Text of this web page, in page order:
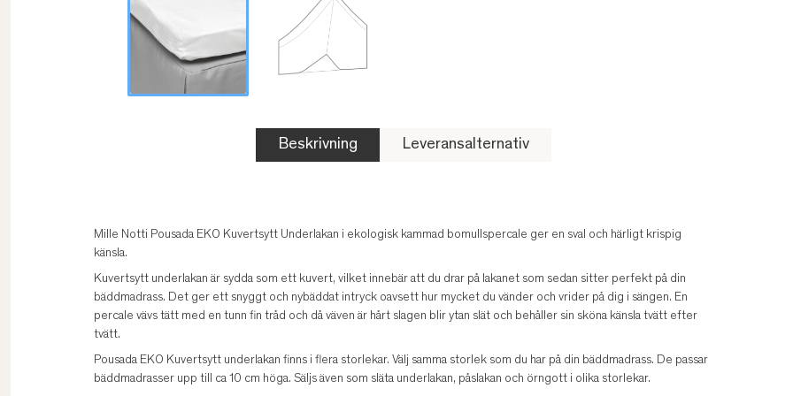
Beskrivning Leveransalternativ
Mille Notti Pousada EKO Kuvertsytt Underlakan i ekologisk kammad bomullspercale ger en sval och härligt krispig
känsla.
Kuvertsytt underlakan är sydda som ett kuvert, vilket innebär att du drar på lakanet som sedan sitter perfekt på din
bäddmadrass. Det ger ett snyggt och nybäddat intryck oavsett hur mycket du vänder och vrider på dig i sängen. En
percale vävs tätt med en tunn fin tråd och då väven är hårt slagen blir ytan slät och behåller sin sköna känsla tvätt efter
tvätt.
Pousada EKO Kuvertsytt underlakan finns i flera storlekar. Välj samma storlek som du har på din bäddmadrass. De passar
bäddmadrasser upp till ca 10 cm höga. Säljs även som släta underlakan, påslakan och örngott i olika storlekar.